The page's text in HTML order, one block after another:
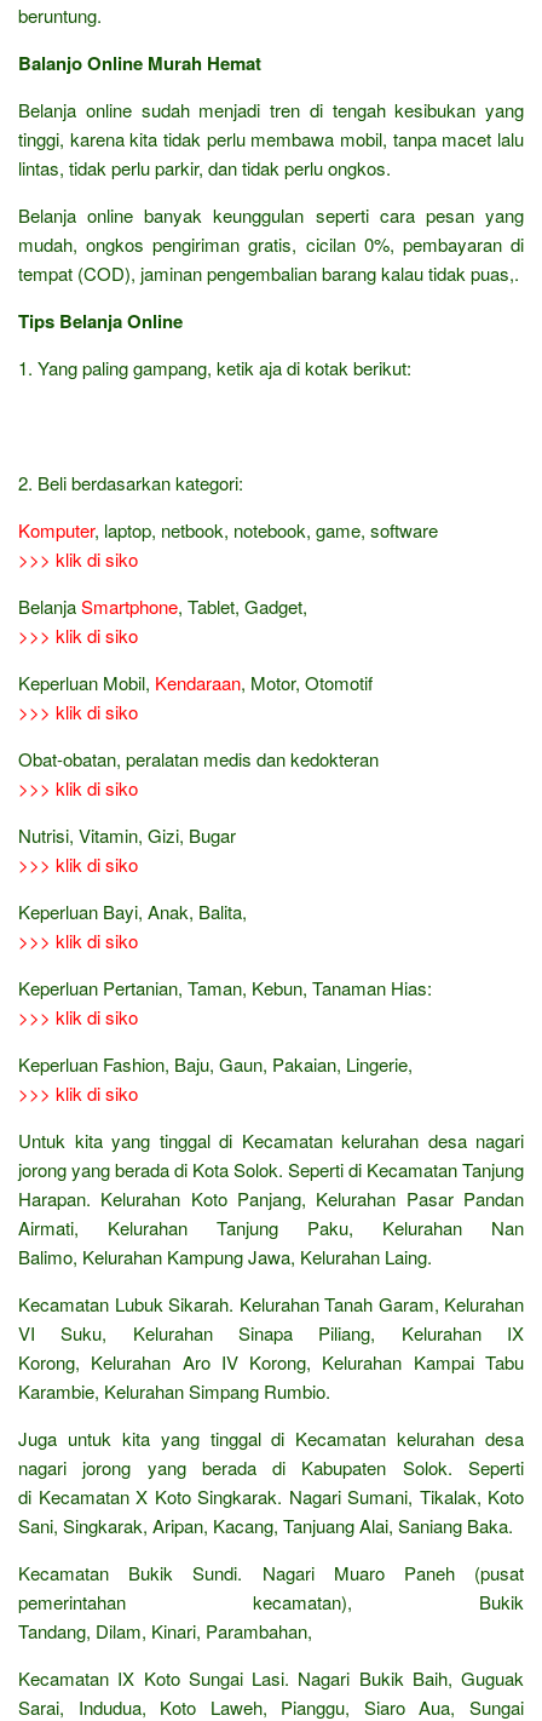
beruntung.
Balanjo Online Murah Hemat
Belanja online sudah menjadi tren di tengah kesibukan yang
tinggi, karena kita tidak perlu membawa mobil, tanpa macet lalu
lintas, tidak perlu parkir, dan tidak perlu ongkos.
Belanja online banyak keunggulan seperti cara pesan yang
mudah, ongkos pengiriman gratis, cicilan 0%, pembayaran di
tempat (COD), jaminan pengembalian barang kalau tidak puas,.
Tips Belanja Online
1. Yang paling gampang, ketik aja di kotak berikut:
2. Beli berdasarkan kategori:
Komputer, laptop, netbook, notebook, game, software
>>> klik di siko
BelanjaSmartphone, Tablet, Gadget,
>>> klik di siko
Keperluan Mobil, Kendaraan, Motor, Otomotif
>>> klik di siko
Obat-obatan, peralatan medis dan kedokteran
>>> klik di siko
Nutrisi, Vitamin, Gizi, Bugar
>>> klik di siko
Keperluan Bayi, Anak, Balita,
>>> klik di siko
Keperluan Pertanian, Taman, Kebun, Tanaman Hias:
>>> klik di siko
Keperluan Fashion, Baju, Gaun, Pakaian, Lingerie,
>>> klik di siko
Untuk kita yang tinggal di Kecamatan kelurahan desa nagari
jorong yang berada di Kota Solok. Seperti di Kecamatan Tanjung
Harapan. Kelurahan Koto Panjang, Kelurahan Pasar Pandan
Airmati, Kelurahan Tanjung Paku, Kelurahan Nan
Balimo, Kelurahan Kampung Jawa, Kelurahan Laing.
Kecamatan Lubuk Sikarah. Kelurahan Tanah Garam, Kelurahan
VI Suku, Kelurahan Sinapa Piliang, Kelurahan IX
Korong, Kelurahan Aro IV Korong, Kelurahan Kampai Tabu
Karambie, Kelurahan Simpang Rumbio.
Juga untuk kita yang tinggal di Kecamatan kelurahan desa
nagari jorong yang berada di Kabupaten Solok. Seperti
di Kecamatan X Koto Singkarak. Nagari Sumani, Tikalak, Koto
Sani, Singkarak, Aripan, Kacang, Tanjuang Alai, Saniang Baka.
Kecamatan Bukik Sundi. Nagari Muaro Paneh (pusat
pemerintahan kecamatan), Bukik
Tandang, Dilam, Kinari, Parambahan,
Kecamatan IX Koto Sungai Lasi. Nagari Bukik Baih, Guguak
Sarai, Indudua, Koto Laweh, Pianggu, Siaro Aua, Sungai